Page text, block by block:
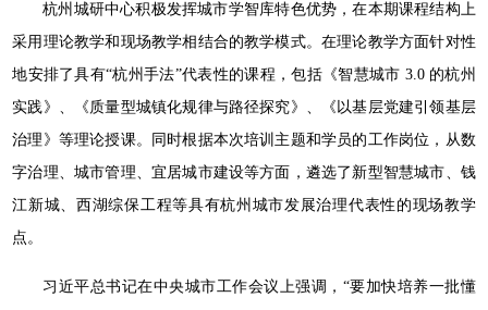
杭州城研中心积极发挥城市学智库特色优势，在本期课程结构上
采用理论教学和现场教学相结合的教学模式。在理论教学方面针对性
地安排了具有“杭州手法”代表性的课程，包括《智慧城市 3.0 的杭州
实践》、《质量型城镇化规律与路径探究》、《以基层党建引领基层
治理》等理论授课。同时根据本次培训主题和学员的工作岗位，从数
字治理、城市管理、宜居城市建设等方面，遴选了新型智慧城市、钱
江新城、西湖综保工程等具有杭州城市发展治理代表性的现场教学
点。
习近平总书记在中央城市工作会议上强调，“要加快培养一批懂